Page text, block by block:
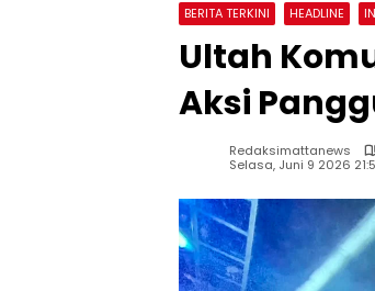
BERITA TERKINI HEADLINE
Ultah
Aksi
Redaksimattanews
Selasa, Juni 9 2026